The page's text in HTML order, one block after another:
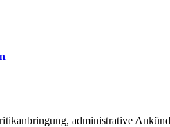
administrative